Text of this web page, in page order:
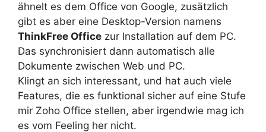
ähnelt es dem Office von Google, zusätzlich
gibt es aber eine Desktop-Version namens
ThinkFree Office zur Installation auf dem PC.
Das synchronisiert dann automatisch alle
Dokumente zwischen Web und PC.
Klingt an sich interessant, und hat auch viele
Features, die es funktional sicher auf eine Stufe
mir Zoho Office stellen, aber irgendwie mag ich
es vom Feeling her nicht.